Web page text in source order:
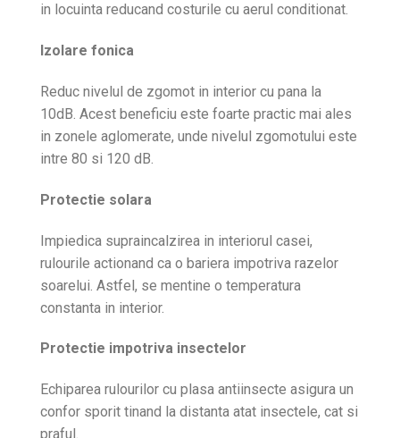
in locuinta reducand costurile cu aerul conditionat.
Izolare fonica
Reduc nivelul de zgomot in interior cu pana la
10dB. Acest beneficiu este foarte practic mai ales
in zonele aglomerate, unde nivelul zgomotului este
intre 80 si 120 dB.
Protectie solara
Impiedica supraincalzirea in interiorul casei,
rulourile actionand ca o bariera impotriva razelor
soarelui. Astfel, se mentine o temperatura
constanta in interior.
Protectie impotriva insectelor
Echiparea rulourilor cu plasa antiinsecte asigura un
confor sporit tinand la distanta atat insectele, cat si
praful.